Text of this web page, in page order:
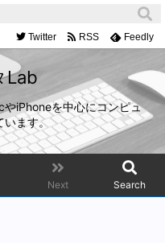
Lab
iPhoneを中心にコンピュ
ます。
Next Search
Twitter RSS Feedly